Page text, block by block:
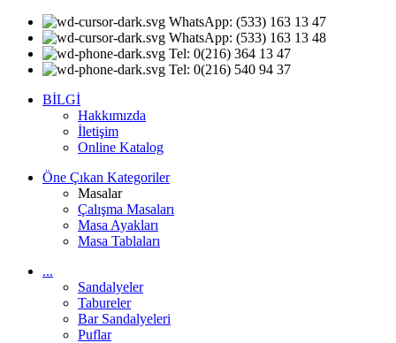
WhatsApp: (533) 163 13 47
WhatsApp: (533) 163 13 48
Tel: 0(216) 364 13 47
Tel: 0(216) 540 94 37
BİLGİ
Hakkımızda
İletişim
Online Katalog
Öne Çıkan Kategoriler
Masalar
Çalışma Masaları
Masa Ayakları
Masa Tablaları
...
Sandalyeler
Tabureler
Bar Sandalyeleri
Puflar